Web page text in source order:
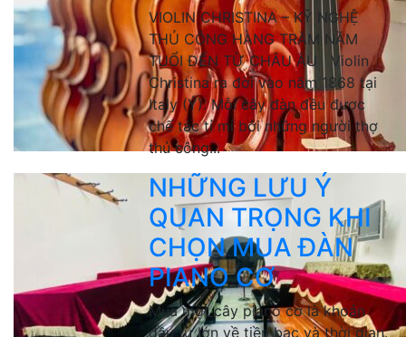
VIOLIN CHRISTINA – KỸ NGHỆ
THỦ CÔNG HÀNG TRĂM NĂM
TUỔI ĐẾN TỪ CHÂU ÂU Violin
Christina ra đời vào năm 1868 tại
Italy (Ý). Mỗi cây đàn đều được
chế tác tỉ mỉ bởi những người thợ
thủ công...
NHỮNG LƯU Ý
QUAN TRỌNG KHI
CHỌN MUA ĐÀN
PIANO CƠ
Mua một cây piano cơ là khoản
đầu tư lớn về tiền bạc và thời gian.